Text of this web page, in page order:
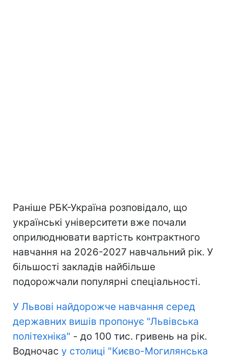
Раніше РБК-Україна розповідало, що
українські університети вже почали
оприлюднювати вартість контрактного
навчання на 2026-2027 навчальний рік. У
більшості закладів найбільше
подорожчали популярні спеціальності.
У Львові найдорожче навчання серед
державних вишів пропонує "Львівська
політехніка" - до 100 тис. гривень на рік.
Водночас у столиці "Києво-Могилянська